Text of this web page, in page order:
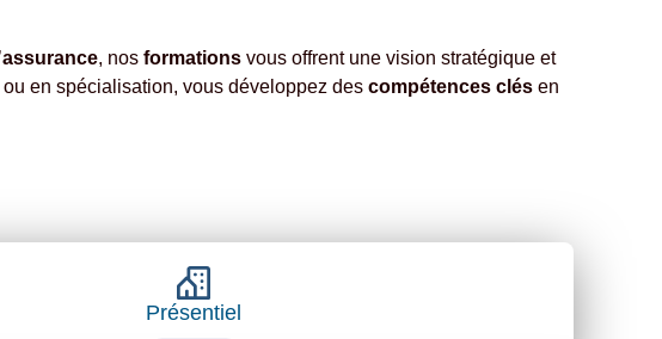
assurance, nos formations vous offrent une vision stratégique et
en spécialisation, vous développez des compétences clés en
Présentiel